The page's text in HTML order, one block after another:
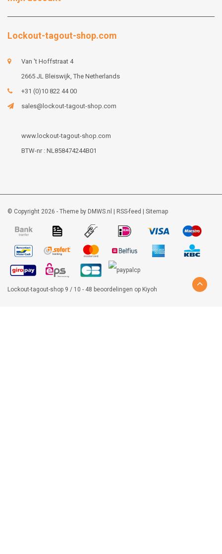
Lockout-tagout-shop.com
Van 't Hoffstraat 4
2665 JL Bleiswijk, The Netherlands
+31 (0)10 822 44 00
sales@lockout-tagout-shop.com
www.lockout-tagout-shop.com
BTW-nr : NL858474244B01
© Copyright 2026 - Theme by DMWS.nl RSS-feed Sitemap
Lockout-tagout-shop 9 / 10 - 48 beoordelingen op Kiyoh